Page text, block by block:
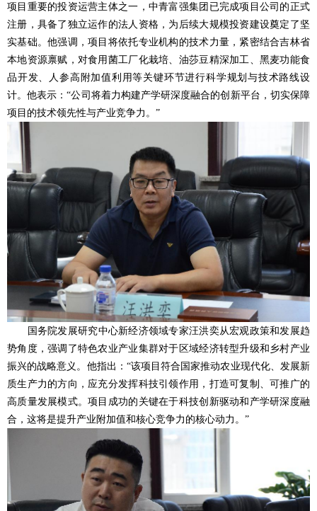
项目重要的投资运营主体之一，中青富强集团已完成项目公司的正式
注册，具备了独立运作的法人资格，为后续大规模投资建设奠定了坚
实基础。他强调，项目将依托专业机构的技术力量，紧密结合吉林省
本地资源禀赋，对食用菌工厂化栽培、油莎豆精深加工、黑麦功能食
品开发、人参高附加值利用等关键环节进行科学规划与技术路线设
计。他表示：“公司将着力构建产学研深度融合的创新平台，切实保障
项目的技术领先性与产业竞争力。”
国务院发展研究中心新经济领域专家汪洪奕从宏观政策和发展趋
势角度，强调了特色农业产业集群对于区域经济转型升级和乡村产业
振兴的战略意义。他指出：“该项目符合国家推动农业现代化、发展新
质生产力的方向，应充分发挥科技引领作用，打造可复制、可推广的
高质量发展模式。项目成功的关键在于科技创新驱动和产学研深度融
合，这将是提升产业附加值和核心竞争力的核心动力。”